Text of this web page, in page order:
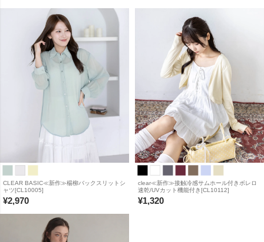
CLEAR BASIC≪新作≫楊柳バックスリットシ
ャツ[CL10005]
¥2,970
clear≪新作≫接触冷感サムホール付きボレロ
速乾/UVカット機能付き[CL10112]
¥1,320